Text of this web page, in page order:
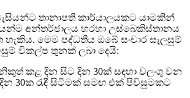
තානාපති කාර්යාලයකට යාමකින්
අන්තර්ජාලය හරහා උස්බෙකිස්තානය
හැකිය. මෙම පද්ධතිය ඔබේ සංචාර සැලසුම්
විකල්ප තුනක් ලබා දෙයි:
කළ දින සිට දින 30ක් සඳහා වලංගු වන
30ක රැඳී සිටීමක් සමඟ එක් පිවිසුමකට